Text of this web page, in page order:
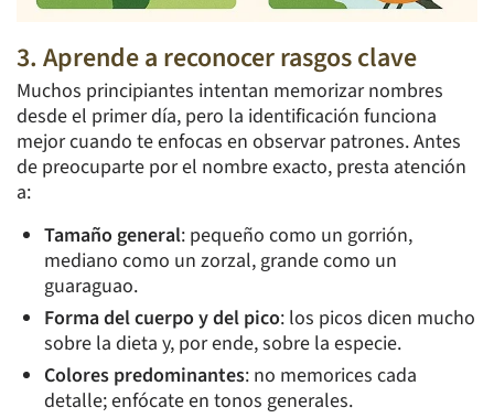
3. Aprende a reconocer rasgos clave
Muchos principiantes intentan memorizar nombres
desde el primer día, pero la identificación funciona
mejor cuando te enfocas en observar patrones. Antes
de preocuparte por el nombre exacto, presta atención
a:
Tamaño general: pequeño como un gorrión,
mediano como un zorzal, grande como un
guaraguao.
Forma del cuerpo y del pico: los picos dicen mucho
sobre la dieta y, por ende, sobre la especie.
Colores predominantes: no memorices cada
detalle; enfócate en tonos generales.